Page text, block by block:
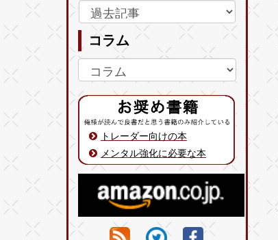
コラム
トレーダー向けの本
メンタル強化に必要な本